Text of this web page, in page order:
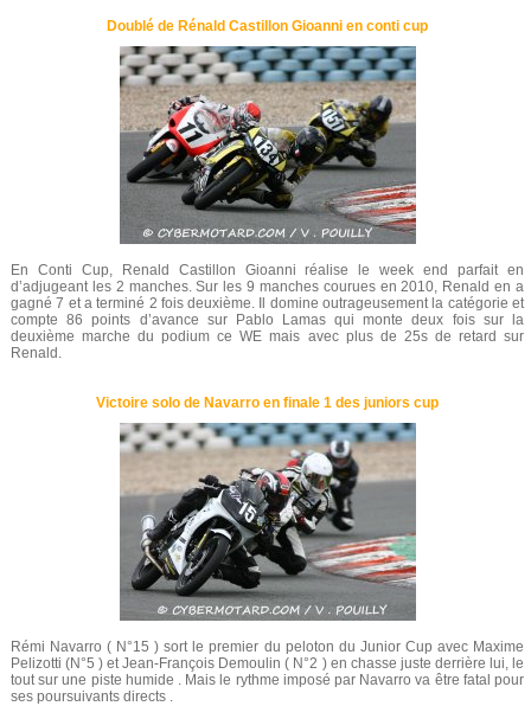
Doublé de Rénald Castillon Gioanni en conti cup
En Conti Cup, Renald Castillon Gioanni réalise le week end parfait en
d’adjugeant les 2 manches. Sur les 9 manches courues en 2010, Renald en a
gagné 7 et a terminé 2 fois deuxième. Il domine outrageusement la catégorie et
compte 86 points d’avance sur Pablo Lamas qui monte deux fois sur la
deuxième marche du podium ce WE mais avec plus de 25s de retard sur
Renald.
Victoire solo de Navarro en finale 1 des juniors cup
Rémi Navarro ( N°15 ) sort le premier du peloton du Junior Cup avec Maxime
Pelizotti (N°5 ) et Jean-François Demoulin ( N°2 ) en chasse juste derrière lui, le
tout sur une piste humide . Mais le rythme imposé par Navarro va être fatal pour
ses poursuivants directs .